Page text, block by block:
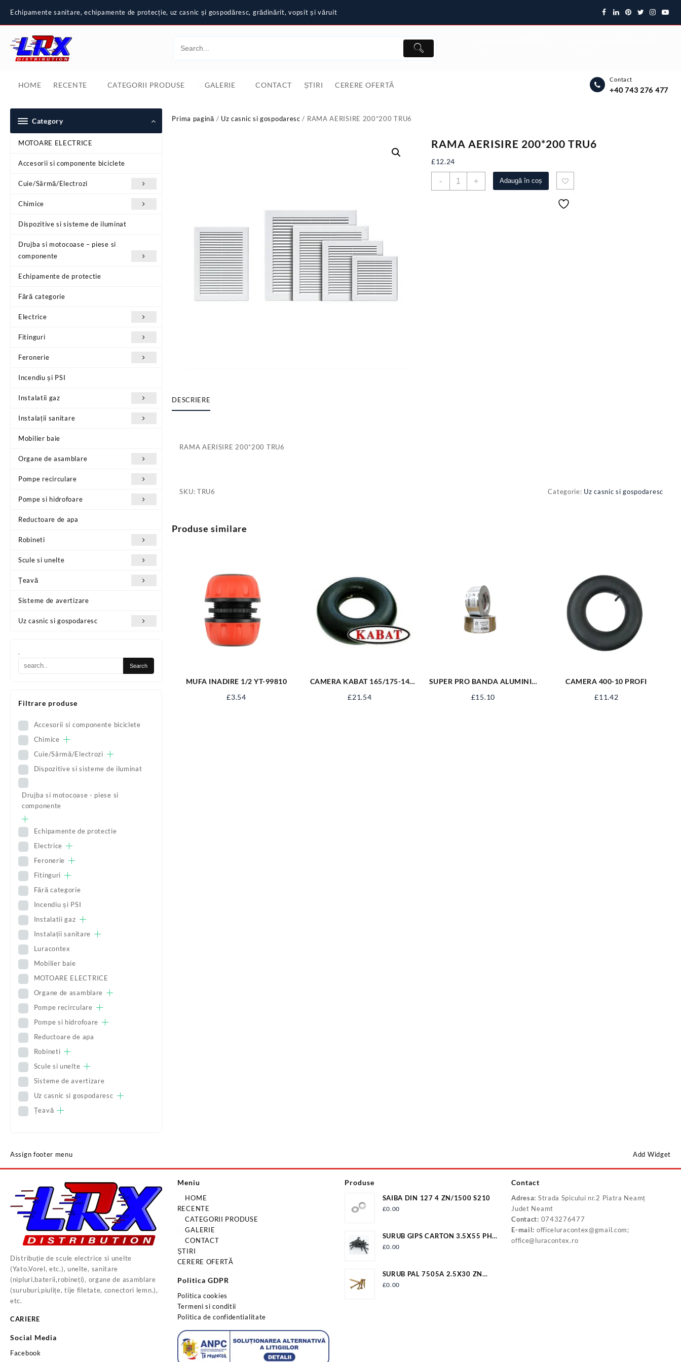
content
Echipamente sanitare, echipamente de protecție, uz casnic și gospodăresc, grădinărit, vopsit și văruit
HOME RECENTE CATEGORII PRODUSE GALERIE CONTACT ȘTIRI CERERE OFERTĂ
Contact
+40 743 276 477
Category
MOTOARE ELECTRICE
Accesorii si componente biciclete
Cuie/Sârmă/Electrozi
Chimice
Dispozitive si sisteme de iluminat
Drujba si motocoase – piese si
componente
Echipamente de protectie
Fără categorie
Electrice
Fitinguri
Feronerie
Incendiu și PSI
Instalatii gaz
Instalații sanitare
Mobilier baie
Organe de asamblare
Pompe recirculare
Pompe si hidrofoare
Reductoare de apa
Robineti
Scule si unelte
Țeavă
Sisteme de avertizare
Uz casnic si gospodaresc
.
Filtrare produse
Accesorii si componente biciclete
Chimice
Cuie/Sârmă/Electrozi
Dispozitive si sisteme de iluminat
Drujba si motocoase - piese si
componente
Echipamente de protectie
Electrice
Feronerie
Fitinguri
Fără categorie
Incendiu și PSI
Instalatii gaz
Instalații sanitare
Luracontex
Mobilier baie
MOTOARE ELECTRICE
Organe de asamblare
Pompe recirculare
Pompe si hidrofoare
Reductoare de apa
Robineti
Scule si unelte
Sisteme de avertizare
Uz casnic si gospodaresc
Țeavă
Prima pagină / Uz casnic si gospodaresc / RAMA AERISIRE 200*200 TRU6
RAMA AERISIRE 200*200 TRU6
£12.24
-
Cantitate+ Adaugă în coș
DESCRIERE
RAMA AERISIRE 200*200 TRU6
SKU: TRU6 Categorie: Uz casnic si gospodaresc
Produse similare
MUFA INADIRE 1/2 YT-99810
£3.54
CAMERA KABAT 165/175-14
£21.54
SUPER PRO BANDA ALUMINIU
£15.10
CAMERA 400-10 PROFI
£11.42
Assign footer menu Add Widget
Distribuție de scule electrice si unelte
(Yato,Vorel, etc.), unelte, sanitare
(nipluri,baterii,robineți), organe de asamblare
(suruburi,piulițe, tije filetate, conectori lemn.),
etc.
CARIERE
Social Media
Facebook
Meniu
HOME
RECENTE
CATEGORII PRODUSE
GALERIE
CONTACT
ȘTIRI
CERERE OFERTĂ
Politica GDPR
Politica cookies
Termeni si conditii
Politica de confidentialitate
Produse
SAIBA DIN 127 4 ZN/1500 S210
£0.00
SURUB GIPS CARTON 3.5X55 PH2
200.04.74
£0.00
SURUB PAL 7505A 2.5X30 ZN
SP2.5X30ST
£0.00
Contact
Adresa: Strada Spicului nr.2 Piatra Neamț
Judet Neamt
Contact: 0743276477
E-mail: officeluracontex@gmail.com;
office@luracontex.ro